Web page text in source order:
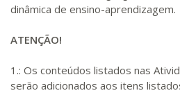
dinâmica de ensino-aprendizagem.
ATENÇÃO!
1.: Os conteúdos listados nas
serão adicionados aos itens